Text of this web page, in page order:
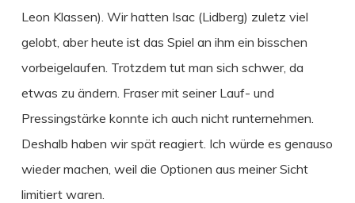
Leon Klassen). Wir hatten Isac (Lidberg) zuletz viel
gelobt, aber heute ist das Spiel an ihm ein bisschen
vorbeigelaufen. Trotzdem tut man sich schwer, da
etwas zu ändern. Fraser mit seiner Lauf- und
Pressingstärke konnte ich auch nicht runternehmen.
Deshalb haben wir spät reagiert. Ich würde es genauso
wieder machen, weil die Optionen aus meiner Sicht
limitiert waren.